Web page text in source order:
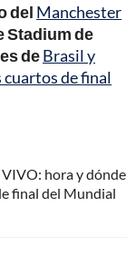
del Manchester
Stadium de
deBrasil y
de final
VIVO: hora y dónde
final del Mundial